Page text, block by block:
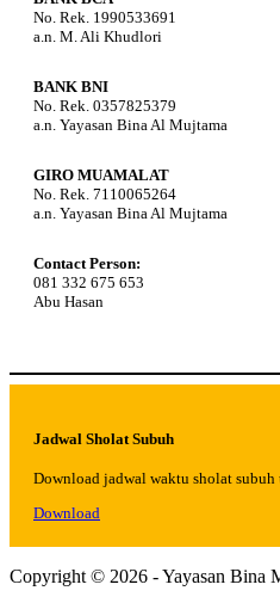
No. Rek. 1990533691
a.n. M. Ali Khudlori
BANK BNI
No. Rek. 0357825379
a.n. Yayasan Bina Al Mujtama
GIRO MUAMALAT
No. Rek. 7110065264
a.n. Yayasan Bina Al Mujtama
Contact Person:
081 332 675 653
Abu Hasan
Jadwal Sholat Subuh
Download jadwal waktu sholat
Download
Copyright © 2026 - Yayasan Bina